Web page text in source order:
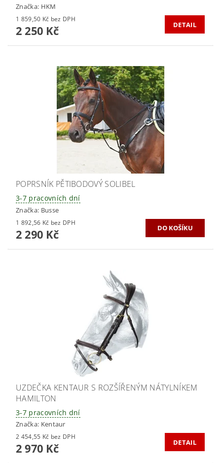
Značka: HKM
1 859,50 Kč bez DPH
2 250 Kč DETAIL
POPRSNÍK PĚTIBODOVÝ SOLIBEL
3-7 pracovních dní
Značka: Busse
1 892,56 Kč bez DPH
2 290 Kč
UZDEČKA KENTAUR S ROZŠÍŘENÝM NÁTYLNÍKEM
HAMILTON
3-7 pracovních dní
Značka: Kentaur
2 454,55 Kč bez DPH
2 970 Kč DETAIL